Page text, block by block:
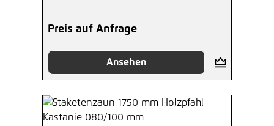
Preis auf Anfrage
Ansehen